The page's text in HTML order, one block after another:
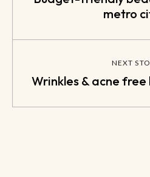
metro
NEXT
Wrinkles & acne